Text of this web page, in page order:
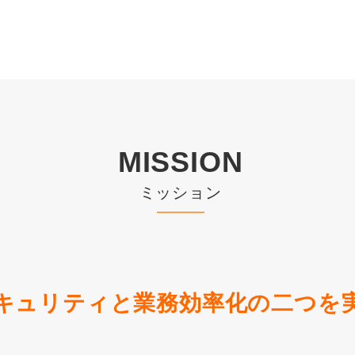
MISSION
ミッション
ュリティと業務効率化の二つを